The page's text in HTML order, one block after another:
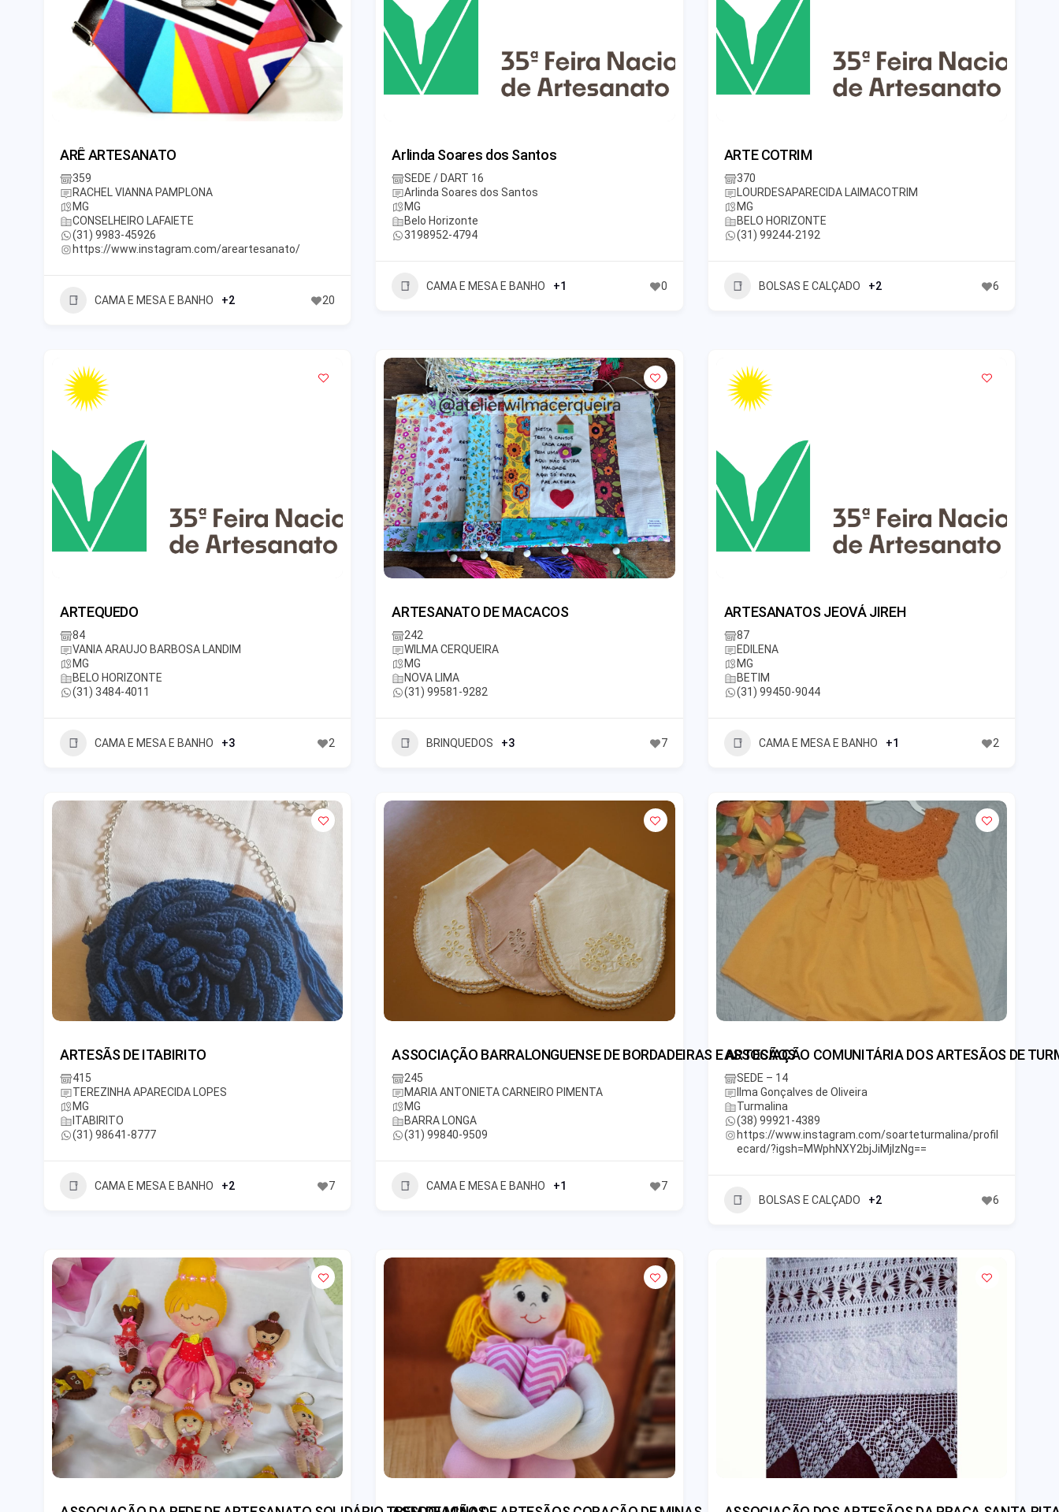
ARÊ ARTESANATO
359
RACHEL VIANNA PAMPLONA
MG
CONSELHEIRO LAFAIETE
(31) 9983-45926
https://www.instagram.com/areartesanato/
CAMA E MESA E BANHO +2 20
Arlinda Soares dos Santos
SEDE / DART 16
Arlinda Soares dos Santos
MG
Belo Horizonte
3198952-4794
CAMA E MESA E BANHO +1 0
ARTE COTRIM
370
LOURDESAPARECIDA LAIMACOTRIM
MG
BELO HORIZONTE
(31) 99244-2192
BOLSAS E CALÇADO +2 6
ARTEQUEDO
84
VANIA ARAUJO BARBOSA LANDIM
MG
BELO HORIZONTE
(31) 3484-4011
CAMA E MESA E BANHO +3 2
ARTESANATO DE MACACOS
242
WILMA CERQUEIRA
MG
NOVA LIMA
(31) 99581-9282
BRINQUEDOS +3 7
ARTESANATOS JEOVÁ JIREH
87
EDILENA
MG
BETIM
(31) 99450-9044
CAMA E MESA E BANHO +1 2
ARTESÃS DE ITABIRITO
415
TEREZINHA APARECIDA LOPES
MG
ITABIRITO
(31) 98641-8777
CAMA E MESA E BANHO +2 7
ASSOCIAÇÃO BARRALONGUENSE DE BORDADEIRAS E ARTESÃOS
245
MARIA ANTONIETA CARNEIRO PIMENTA
MG
BARRA LONGA
(31) 99840-9509
CAMA E MESA E BANHO +1 7
ASSOCIAÇÃO COMUNITÁRIA DOS ARTESÃOS DE
SEDE – 14
Ilma Gonçalves de Oliveira
Turmalina
(38) 99921-4389
https://www.instagram.com/soarteturmalina/profil
ecard/?igsh=MWphNXY2bjJiMjIzNg==
BOLSAS E CALÇADO +2 6